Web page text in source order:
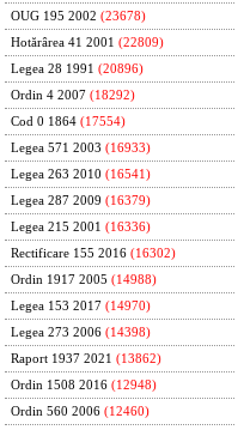
OUG 195 2002 (23678)
Hotărârea 41 2001 (22809)
Legea 28 1991 (20896)
Ordin 4 2007 (18292)
Cod 0 1864 (17554)
Legea 571 2003 (16933)
Legea 263 2010 (16541)
Legea 287 2009 (16379)
Legea 215 2001 (16336)
Rectificare 155 2016 (16302)
Ordin 1917 2005 (14988)
Legea 153 2017 (14970)
Legea 273 2006 (14398)
Raport 1937 2021 (13862)
Ordin 1508 2016 (12948)
Ordin 560 2006 (12460)